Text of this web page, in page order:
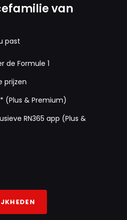
van
past
de Formule 1
prijzen
(Plus & Premium)
RN365 app (Plus &